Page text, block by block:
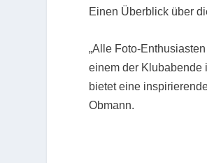
Einen Überblick über
„Alle Foto-
einem der Klubabende
bietet eine
Obmann.